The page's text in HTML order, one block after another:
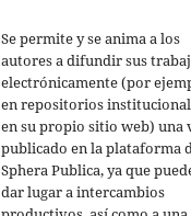
Se permite y se anima a los
autores a difundir sus
electrónicamente (por
en repositorios
en su propio sitio web) una
publicado en la plataforma
Sphera Publica, ya que
dar lugar a intercambios